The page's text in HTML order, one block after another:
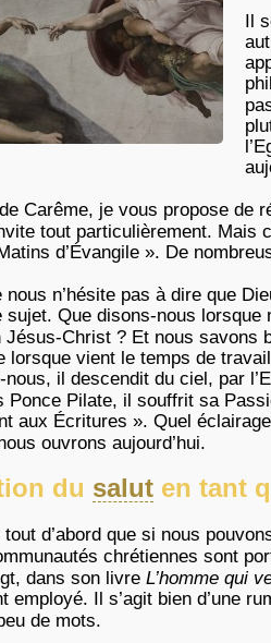
Il
Carême, je vous propose de
tout particulièrement. Mais
d’Évangile ». De
nous n’hésite pas à dire que
Que disons-nous lorsque
Jésus-Christ ? Et nous savons
lorsque vient le temps de
nous, il descendit du ciel, par
Ponce Pilate, il souffrit sa
aux Écritures ». Quel
ouvrons aujourd’hui.
du salut en tant
tout d’abord que si nous
chrétiennes sont
dans son livre L’homme qui
employé. Il s’agit bien d’une
de mots.